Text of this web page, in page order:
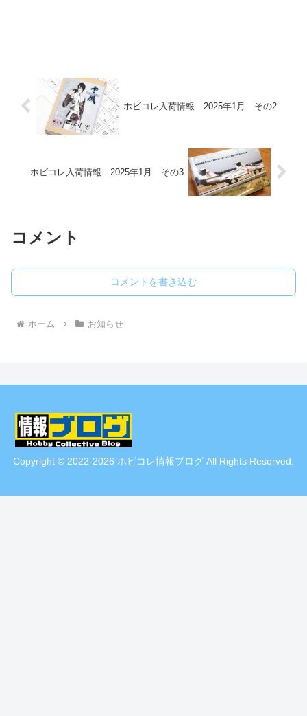
ホビコレ入荷情報 2025年1月 その2
ホビコレ入荷情報 2025年1月 その3
コメント
コメントを書き込む
ホーム お知らせ
Copyright © 2022-2026 ホビコレ情報ブログ All Rights Reserved.